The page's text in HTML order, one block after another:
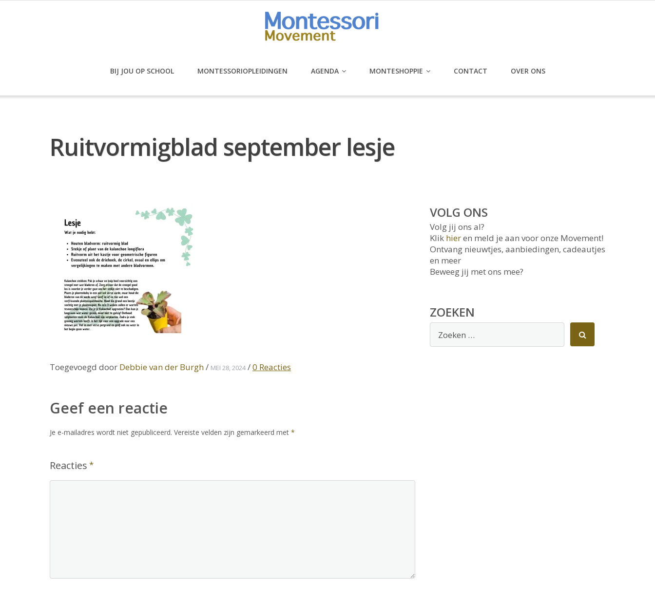
BIJ JOU OP SCHOOL MONTESSORIOPLEIDINGEN AGENDA MONTESHOPPIE CONTACT OVER ONS
Ruitvormigblad september lesje
Toegevoegd door Debbie van der Burgh/ MEI 28, 2024 /0 Reacties
Geef een reactie
Je e-mailadres wordt niet gepubliceerd. Vereiste velden zijn gemarkeerd met *
Reacties *
VOLG ONS
Volg jij ons al?
Klik hieren meld je aan voor onze Movement!
Ontvang nieuwtjes, aanbiedingen, cadeautjes
en meer
Beweeg jij met ons mee?
ZOEKEN